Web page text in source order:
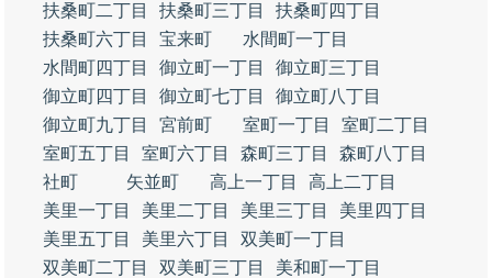
扶桑町二丁目
扶桑町三丁目
扶桑町四丁目
扶桑町六丁目
宝来町
水間町一丁目
水間町四丁目
御立町一丁目
御立町三丁目
御立町四丁目
御立町七丁目
御立町八丁目
御立町九丁目
宮前町 室町一丁目
室町二丁目
室町五丁目
室町六丁目 森町三丁目
森町八丁目
社町
矢並町 高上一丁目
高上二丁目
美里一丁目
美里二丁目 美里三丁目
美里四丁目
美里五丁目
美里六丁目
双美町一丁目
双美町二丁目
双美町三丁目
美和町一丁目